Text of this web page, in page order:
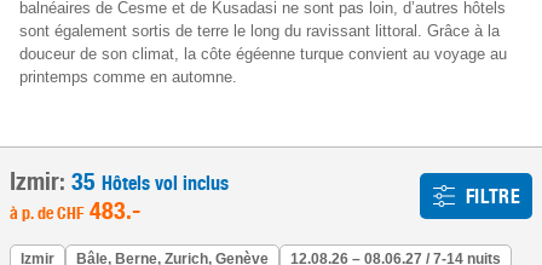
balnéaires de Cesme et de Kusadasi ne sont pas loin, d’autres hôtels
sont également sortis de terre le long du ravissant littoral. Grâce à la
douceur de son climat, la côte égéenne turque convient au voyage au
printemps comme en automne.
Izmir: 35 Hôtels vol inclus
à p. deCHF 483.- FILTRE
Izmir Bâle, Berne, Zurich, Genève
12.08.26 – 08.06.27 / 7-14 nuits